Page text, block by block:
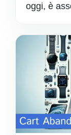
oggi, è